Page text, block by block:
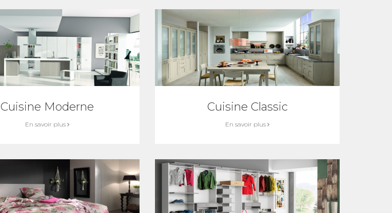
Cuisine Moderne
En savoir plus
Cuisine Classic
En savoir plus